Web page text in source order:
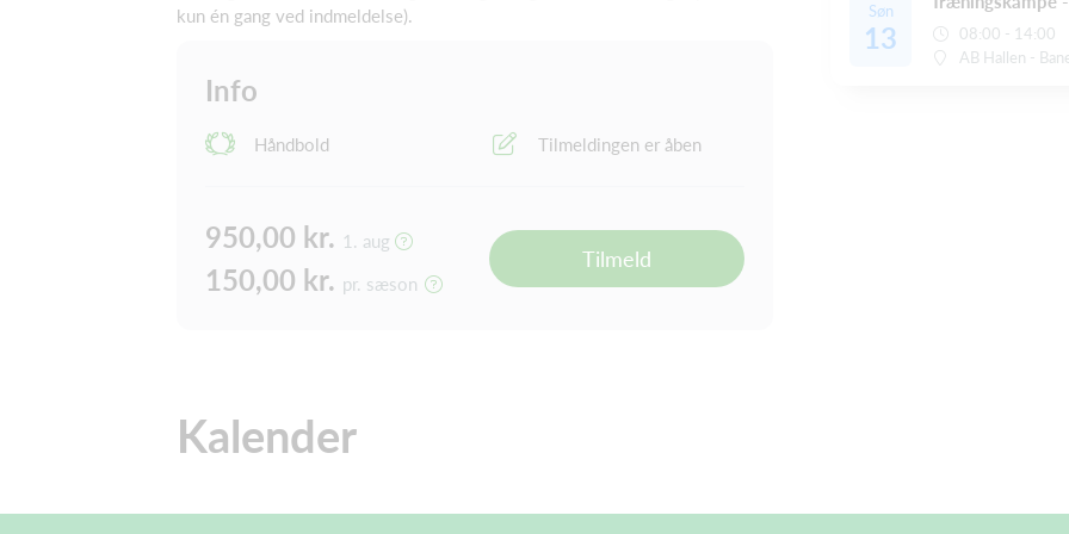
kun én gang ved indmeldelse).
Info
Håndbold Tilmeldingen er åben
950,00 kr. 1. aug
150,00 kr. pr. sæson
Tilmeld
Søn
13
08:00 - 14:00
AB Hallen -
Kalender